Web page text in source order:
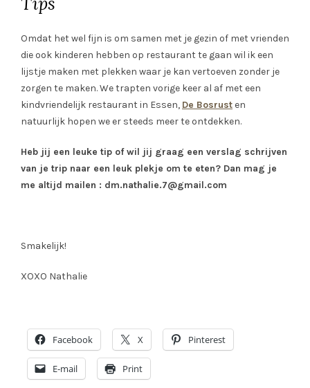
Omdat het wel fijn is om samen met je gezin of met vrienden
die ook kinderen hebben op restaurant te gaan wil ik een
lijstje maken met plekken waar je kan vertoeven zonder je
zorgen te maken. We trapten vorige keer al af met een
kindvriendelijk restaurant in Essen, De Bosrust en
natuurlijk hopen we er steeds meer te ontdekken.
Heb jij een leuke tip of wil jij graag een verslag schrijven
van je trip naar een leuk plekje om te eten? Dan mag je
me altijd mailen : dm.nathalie.7@gmail.com
Smakelijk!
XOXO Nathalie
Facebook X Pinterest
E-mail Print